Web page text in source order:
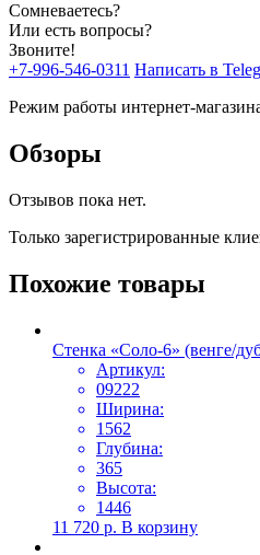
Сомневаетесь?
Или есть вопросы?
Звоните!
+7-996-546-0311 Написать в
Режим работы интернет-
Обзоры
Отзывов пока нет.
Только зарегистрированные
Похожие товары
Стенка «Соло-6» (венге/
Артикул:
09222
Ширина:
1562
Глубина:
365
Высота:
1446
11 720 р. В корзину